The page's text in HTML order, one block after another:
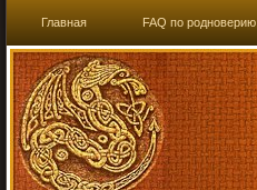
Главная FAQ по родноверию